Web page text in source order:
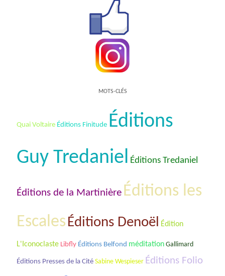
MOTS-CLÉS
Quai Voltaire Éditions Finitude Éditions
Guy Tredaniel Éditions Tredaniel
Éditions de la Martinière Éditions les
Escales Éditions Denoël Édition
L'Iconoclaste Libfly Éditions Belfond méditation Gallimard
Éditions Presses de la Cité Sabine Wespieser Éditions Folio